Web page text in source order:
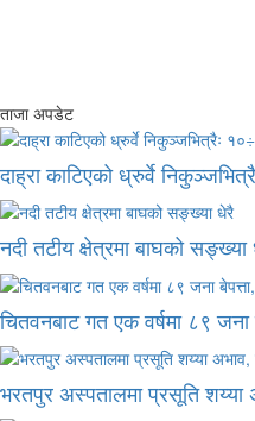
ताजा अपडेट
दाह्रा काटिएको ध्रुर्वे
नदी तटीय क्षेत्रमा बाघको
चितवनबाट गत एक वर्षमा ८९ जना
भरतपुर अस्पतालमा प्रसूति शय्या